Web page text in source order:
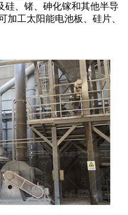
硅、锗、砷化镓和其他半导
加工太阳能电池板、硅片、